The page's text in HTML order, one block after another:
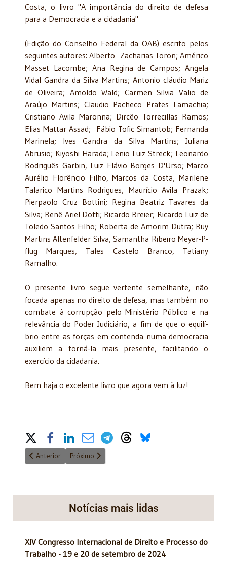
Costa, o livro "A importância do direito de defesa
para a Democracia e a cidadania"
(Edição do Conselho Federal da OAB) escrito pelos
seguintes autores: Alberto Zacharias Toron; Américo
Masset Lacombe; Ana Regina de Campos; Angela
Vidal Gandra da Silva Martins; Antonio cláudio Mariz
de Oliveira; Amoldo Wald; Carmen Silvia Valio de
Araújo Martins; Claudio Pacheco Prates Lamachia;
Cristiano Avila Maronna; Dircêo Torrecillas Ramos;
Elias Mattar Assad; Fábio Tofic Simantob; Fernanda
Marinela; Ives Gandra da Silva Martins; Juliana
Abrusio; Kiyoshi Harada; Lenio Luiz Streck; Leonardo
Rodriguês Garbin, Luiz Flávio Borges D'Urso; Marco
Aurélio Florêncio Filho, Marcos da Costa, Marilene
Talarico Martins Rodrigues, Maurício Avila Prazak;
Pierpaolo Cruz Bottini; Regina Beatriz Tavares da
Silva; Renê Ariel Dotti; Ricardo Breier; Ricardo Luiz de
Toledo Santos Filho; Roberta de Amorim Dutra; Ruy
Martins Altenfelder Silva, Samantha Ribeiro Meyer-P-
flug Marques, Tales Castelo Branco, Tatiany
Ramalho.
O presente livro segue vertente semelhante, não
focada apenas no direito de defesa, mas também no
combate à corrupção pelo Ministé­rio Público e na
relevância do Poder Judiciário, a fim de que o equilí­
brio entre as forças em contenda numa democracia
auxiliem a torná-la mais presente, facilitando o
exercício da cidadania.
Bem haja o excelente livro que agora vem à luz!
Share on Social Media
Artigo anterior: Convite - Lançamento do livro "Direito
Anterior Próximo artigo: Ruy Altenfelder toma posse como
Próximo
Notícias mais lidas
XIV Congresso Internacional de Direito e Processo do
Trabalho - 19 e 20 de setembro de 2024